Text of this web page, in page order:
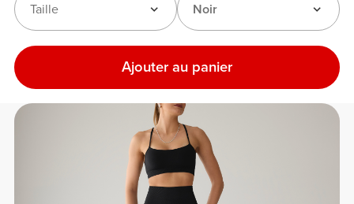
Noir
Taille
Ajouter au panier